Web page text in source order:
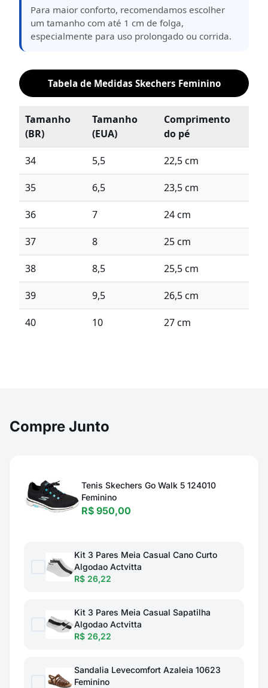
Para maior conforto, recomendamos escolher
um tamanho com até 1 cm de folga,
especialmente para uso prolongado ou corrida.
Tabela de Medidas Skechers Feminino
Tamanho
(BR)
Tamanho
(EUA)
Comprimento
do pé
34 5,5 22,5 cm
35 6,5 23,5 cm
36 7 24 cm
37 8 25 cm
38 8,5 25,5 cm
39 9,5 26,5 cm
40 10 27 cm
Compre Junto
Tenis Skechers Go Walk 5 124010
Feminino
R$ 950,00
Kit 3 Pares Meia Casual Cano Curto
Algodao Actvitta
R$ 26,22
Kit 3 Pares Meia Casual Sapatilha
Algodao Actvitta
R$ 26,22
Sandalia Levecomfort Azaleia 10623
Feminino